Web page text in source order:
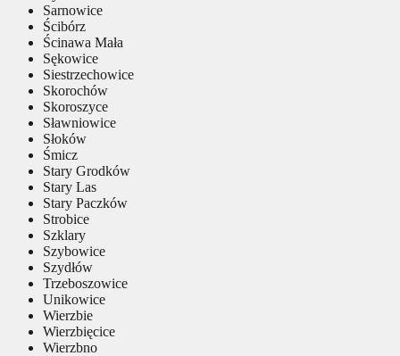
Sarnowice
Ścibórz
Ścinawa Mała
Sękowice
Siestrzechowice
Skorochów
Skoroszyce
Sławniowice
Słoków
Śmicz
Stary Grodków
Stary Las
Stary Paczków
Strobice
Szklary
Szybowice
Szydłów
Trzeboszowice
Unikowice
Wierzbie
Wierzbięcice
Wierzbno